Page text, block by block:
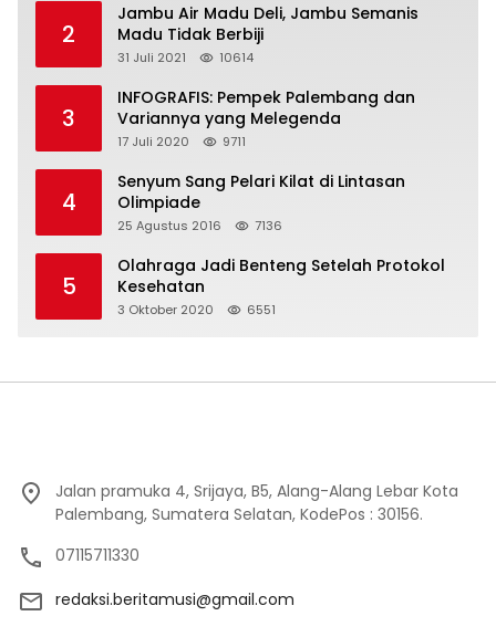
2
Jambu Air Madu Deli, Jambu Semanis
Madu Tidak Berbiji
31 Juli 2021 10614
3
INFOGRAFIS: Pempek Palembang dan
Variannya yang Melegenda
17 Juli 2020 9711
4
Senyum Sang Pelari Kilat di Lintasan
Olimpiade
25 Agustus 2016 7136
5
Olahraga Jadi Benteng Setelah Protokol
Kesehatan
3 Oktober 2020 6551
Jalan pramuka 4, Srijaya, B5, Alang-Alang Lebar Kota
Palembang, Sumatera Selatan, KodePos : 30156.
07115711330
redaksi.beritamusi@gmail.com